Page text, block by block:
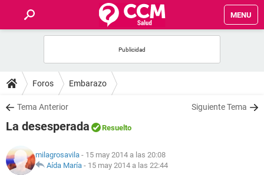
MENU
FOROS
SALUD
NUTRICIÓN
Foros Embarazo
Tema Anterior Siguiente Tema
La desesperada Resuelto
milagrosavila - 15 may 2014 a las 20:08
Aída María - 15 may 2014 a las 22:44